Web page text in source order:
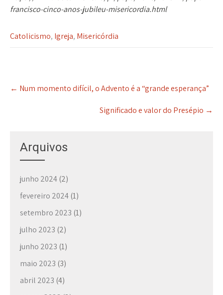
francisco-cinco-anos-jubileu-misericordia.html
Catolicismo, Igreja, Misericórdia
o
← Num momento difícil, o Advento é a “grande esperança”
Significado e valor do Presépio →
Arquivos
junho 2024 (2)
fevereiro 2024 (1)
setembro 2023 (1)
julho 2023 (2)
junho 2023 (1)
maio 2023 (3)
abril 2023 (4)